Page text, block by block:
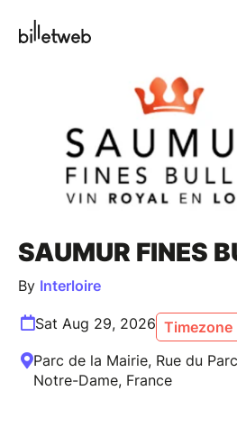
SAUMUR FINES
By Interloire
Sat Aug 29, 2026 Timezone
Parc de la Mairie, Rue du
Notre-Dame, France